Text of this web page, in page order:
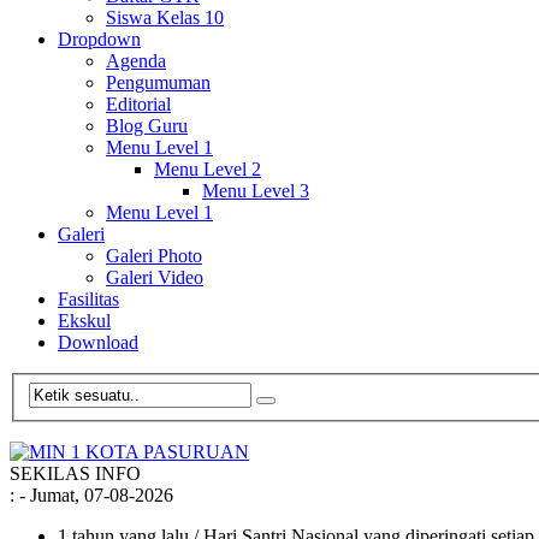
Siswa Kelas 10
Dropdown
Agenda
Pengumuman
Editorial
Blog Guru
Menu Level 1
Menu Level 2
Menu Level 3
Menu Level 1
Galeri
Galeri Photo
Galeri Video
Fasilitas
Ekskul
Download
SEKILAS INFO
: - Jumat, 07-08-2026